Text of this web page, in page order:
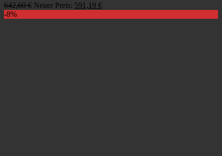
642,60€ Ursprünglicher
Neuer Preis: 591,19 €Aktueller
-8%